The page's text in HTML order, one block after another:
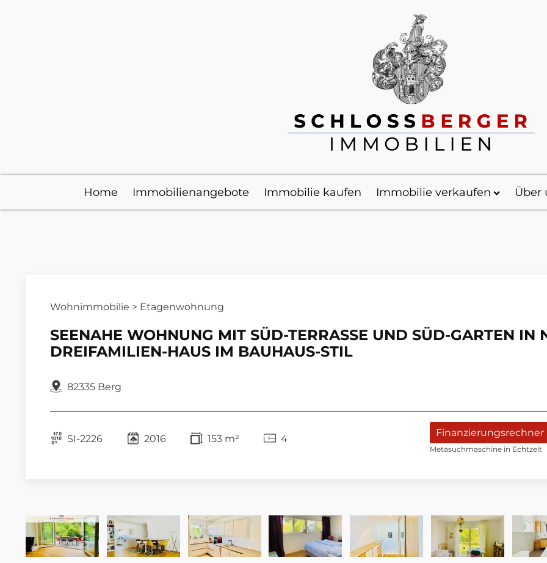
Home Immobilienangebote Immobilie kaufen Immobilie verkaufen Über
Wohnimmobilie > Etagenwohnung
SEENAHE WOHNUNG MIT SÜD-TERRASSE UND SÜD-GARTEN IN
DREIFAMILIEN-HAUS IM BAUHAUS-STIL
82335 Berg
SI-2226 2016 153 m² 4 Finanzierungsrechner
Metasuchmaschine in Echtzeit